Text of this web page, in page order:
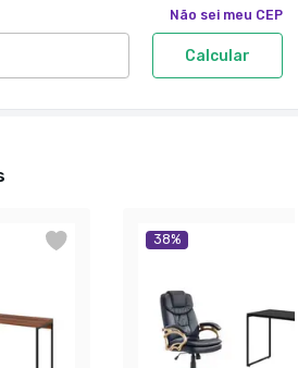
Não sei meu CEP
Calcular
38%